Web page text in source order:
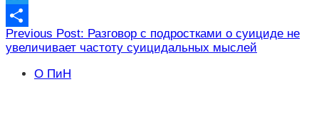
Twitter
Отправить
Навигация
по
записям
Previous Post: Разговор с подростками о суициде не
увеличивает частоту суицидальных мыслей
О ПиН